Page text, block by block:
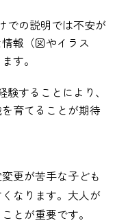
での説明では不安が
報（図やイラス
す。
することにより、
育てることが期待
更が苦手な子ども
なります。大人が
とが重要です。